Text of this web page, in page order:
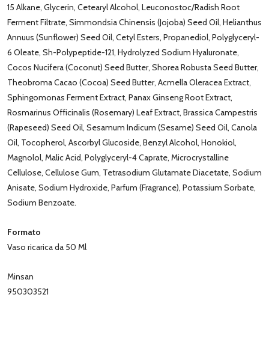
15 Alkane, Glycerin, Cetearyl Alcohol, Leuconostoc/Radish Root
Ferment Filtrate, Simmondsia Chinensis (Jojoba) Seed Oil, Helianthus
Annuus (Sunflower) Seed Oil, Cetyl Esters, Propanediol, Polyglyceryl-
6 Oleate, Sh-Polypeptide-121, Hydrolyzed Sodium Hyaluronate,
Cocos Nucifera (Coconut) Seed Butter, Shorea Robusta Seed Butter,
Theobroma Cacao (Cocoa) Seed Butter, Acmella Oleracea Extract,
Sphingomonas Ferment Extract, Panax Ginseng Root Extract,
Rosmarinus Officinalis (Rosemary) Leaf Extract, Brassica Campestris
(Rapeseed) Seed Oil, Sesamum Indicum (Sesame) Seed Oil, Canola
Oil, Tocopherol, Ascorbyl Glucoside, Benzyl Alcohol, Honokiol,
Magnolol, Malic Acid, Polyglyceryl-4 Caprate, Microcrystalline
Cellulose, Cellulose Gum, Tetrasodium Glutamate Diacetate, Sodium
Anisate, Sodium Hydroxide, Parfum (Fragrance), Potassium Sorbate,
Sodium Benzoate.
Formato
Vaso ricarica da 50 Ml
Minsan
950303521